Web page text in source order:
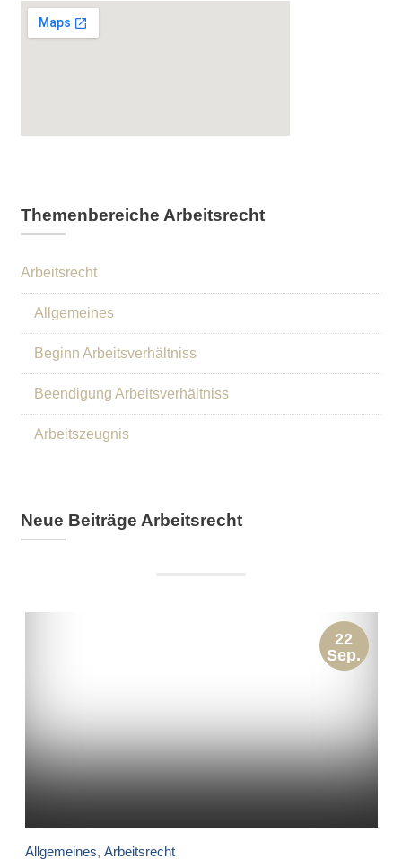
Themenbereiche Arbeitsrecht
Arbeitsrecht
Allgemeines
Beginn Arbeitsverhältniss
Beendigung Arbeitsverhältniss
Arbeitszeugnis
Neue Beiträge Arbeitsrecht
22
Sep.
Allgemeines, Arbeitsrecht